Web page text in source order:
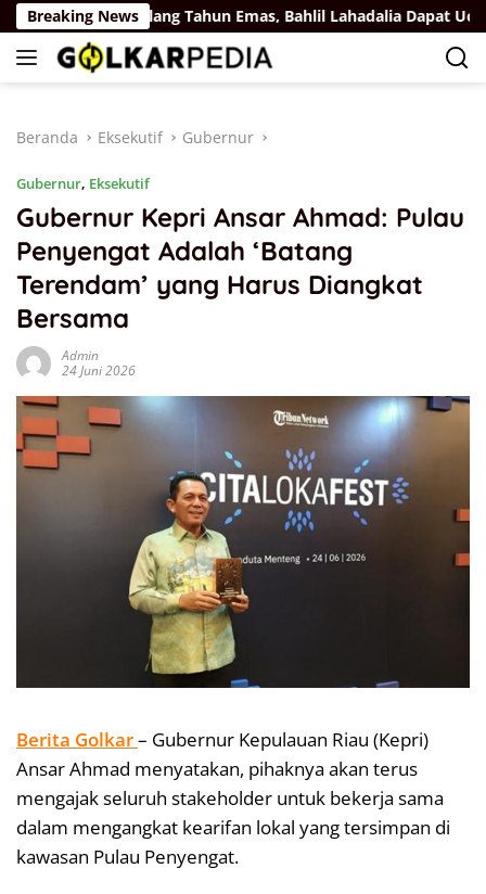
Langsung
ke
konten
Breaking News
Ulang Tahun Emas, Bahlil Lahadalia Dapat Ucapan
Beranda Eksekutif Gubernur
Gubernur, Eksekutif
Gubernur Kepri Ansar Ahmad: Pulau
Penyengat Adalah ‘Batang
Terendam’ yang Harus Diangkat
Bersama
Admin
24 Juni 2026
Berita Golkar– Gubernur Kepulauan Riau (Kepri)
Ansar Ahmad menyatakan, pihaknya akan terus
mengajak seluruh stakeholder untuk bekerja sama
dalam mengangkat kearifan lokal yang tersimpan di
kawasan Pulau Penyengat.